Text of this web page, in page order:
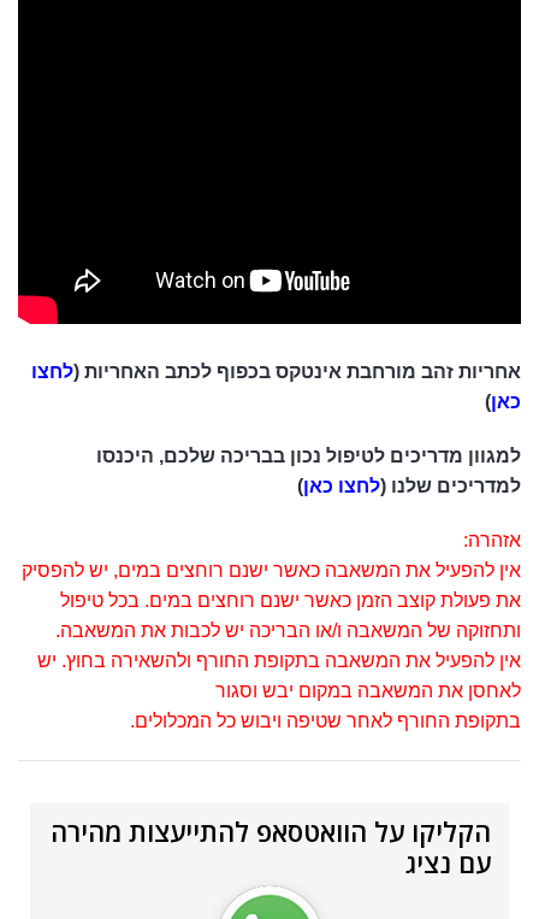
אחריות זהב מורחבת אינטקס בכפוף לכתב האחריות (לחצו
כאן)
למגוון מדריכים לטיפול נכון בבריכה שלכם, היכנסו
למדריכים שלנו (לחצו כאן)
אזהרה:
אין להפעיל את המשאבה כאשר ישנם רוחצים במים, יש להפסיק
את פעולת קוצב הזמן כאשר ישנם רוחצים במים. בכל טיפול
ותחזוקה של המשאבה ו/או הבריכה יש לכבות את המשאבה.
אין להפעיל את המשאבה בתקופת החורף ולהשאירה בחוץ. יש
לאחסן את המשאבה במקום יבש וסגור
בתקופת החורף לאחר שטיפה ויבוש כל המכלולים.
הקליקו על הוואטסאפ להתייעצות מהירה
עם נציג